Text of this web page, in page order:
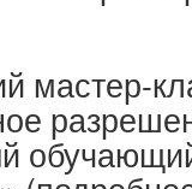
мастер-